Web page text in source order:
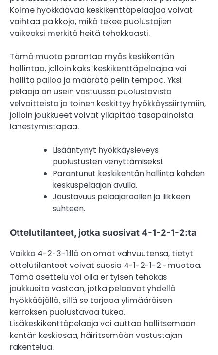
Kolme hyökkäävää keskikenttäpelaajaa voivat
vaihtaa paikkoja, mikä tekee puolustajien
vaikeaksi merkitä heitä tehokkaasti.
Tämä muoto parantaa myös keskikentän
hallintaa, jolloin kaksi keskikenttäpelaajaa voi
hallita palloa ja määrätä pelin tempoa. Yksi
pelaaja on usein vastuussa puolustavista
velvoitteista ja toinen keskittyy hyökkäyssiirtymiin,
jolloin joukkueet voivat ylläpitää tasapainoista
lähestymistapaa.
Lisääntynyt hyökkäysleveys
puolustusten venyttämiseksi.
Parantunut keskikentän hallinta kahden
keskuspelaajan avulla.
Joustavuus pelaajaroolien ja liikkeen
suhteen.
Ottelutilanteet, jotka suosivat 4-1-2-1-2:ta
Vaikka 4-2-3-1:llä on omat vahvuutensa, tietyt
ottelutilanteet voivat suosia 4-1-2-1-2 -muotoa.
Tämä asettelu voi olla erityisen tehokas
joukkueita vastaan, jotka pelaavat yhdellä
hyökkääjällä, sillä se tarjoaa ylimääräisen
kerroksen puolustavaa tukea.
Lisäkeskikenttäpelaaja voi auttaa hallitsemaan
kentän keskiosaa, häiritsemään vastustajan
rakentelua.